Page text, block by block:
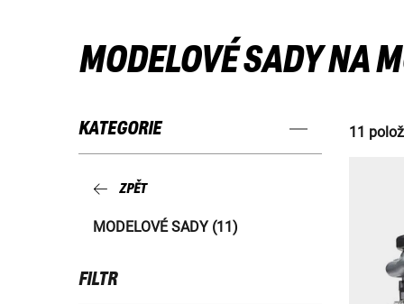
MODELOVÉ SADY NA
KATEGORIE
ZPĚT
MODELOVÉ SADY (11)
FILTR
11